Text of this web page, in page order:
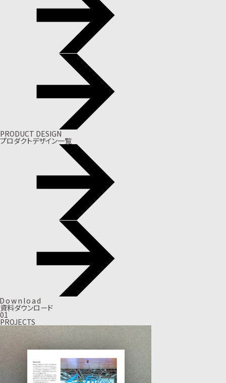
PRODUCT DESIGN
プロダクトデザイン一覧
Down load
資料ダウンロード
01
PROJECTS